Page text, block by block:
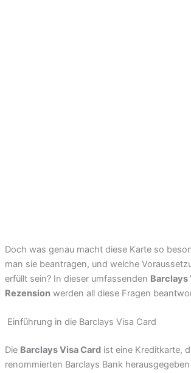
Doch was genau macht diese Karte so
man sie beantragen, und welche
erfüllt sein? In dieser umfassenden Barclays
Rezensionwerden all diese Fragen
Einführung in die Barclays Visa Card
Die Barclays Visa Cardist eine Kreditkarte,
renommierten Barclays Bank